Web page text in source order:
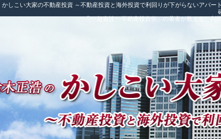
かしこい大家の不動産投資 ～不動産投資と海外投資で利回りが下がらないアパ
「<<超裏技>>不動産投資術」の著者が教える、